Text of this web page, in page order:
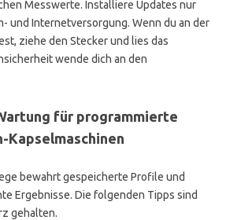
Messwerte. Installiere Updates nur
und Internetversorgung. Wenn du an der
ziehe den Stecker und lies das
wende dich an den
für programmierte
Kapselmaschinen
bewahrt gespeicherte Profile und
Ergebnisse. Die folgenden Tipps sind
gehalten.